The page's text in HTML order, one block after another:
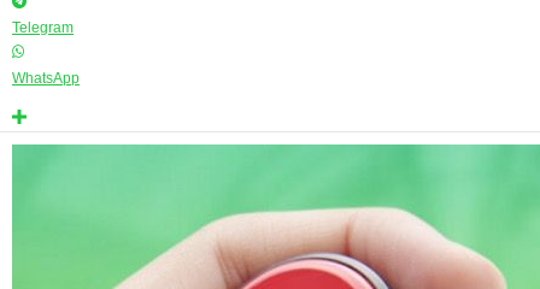
Telegram
WhatsApp